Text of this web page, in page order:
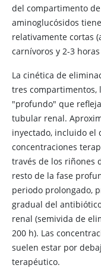
del compartimento
aminoglucósidos
relativamente cortas
carnívoros y 2-3
La cinética de
tres
"profundo" que
tubular renal.
inyectado, incluido el
concentraciones
través de los riñones
resto de la fase
periodo prolongado,
gradual del
renal (semivida de
200 h). Las
suelen estar por
terapéutico.